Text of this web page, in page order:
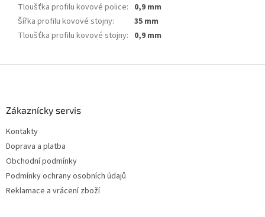
Tloušťka profilu kovové police: 0,9 mm
Šířka profilu kovové stojny:
35 mm
Tloušťka profilu kovové stojny: 0,9 mm
Zákaznícky servis
Kontakty
Doprava a platba
Obchodní podmínky
Podmínky ochrany osobních údajů
Reklamace a vrácení zboží